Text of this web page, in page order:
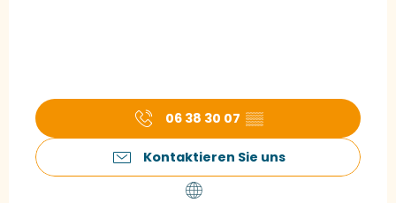
06 38 30 07 ▒▒
Kontaktieren Sie uns